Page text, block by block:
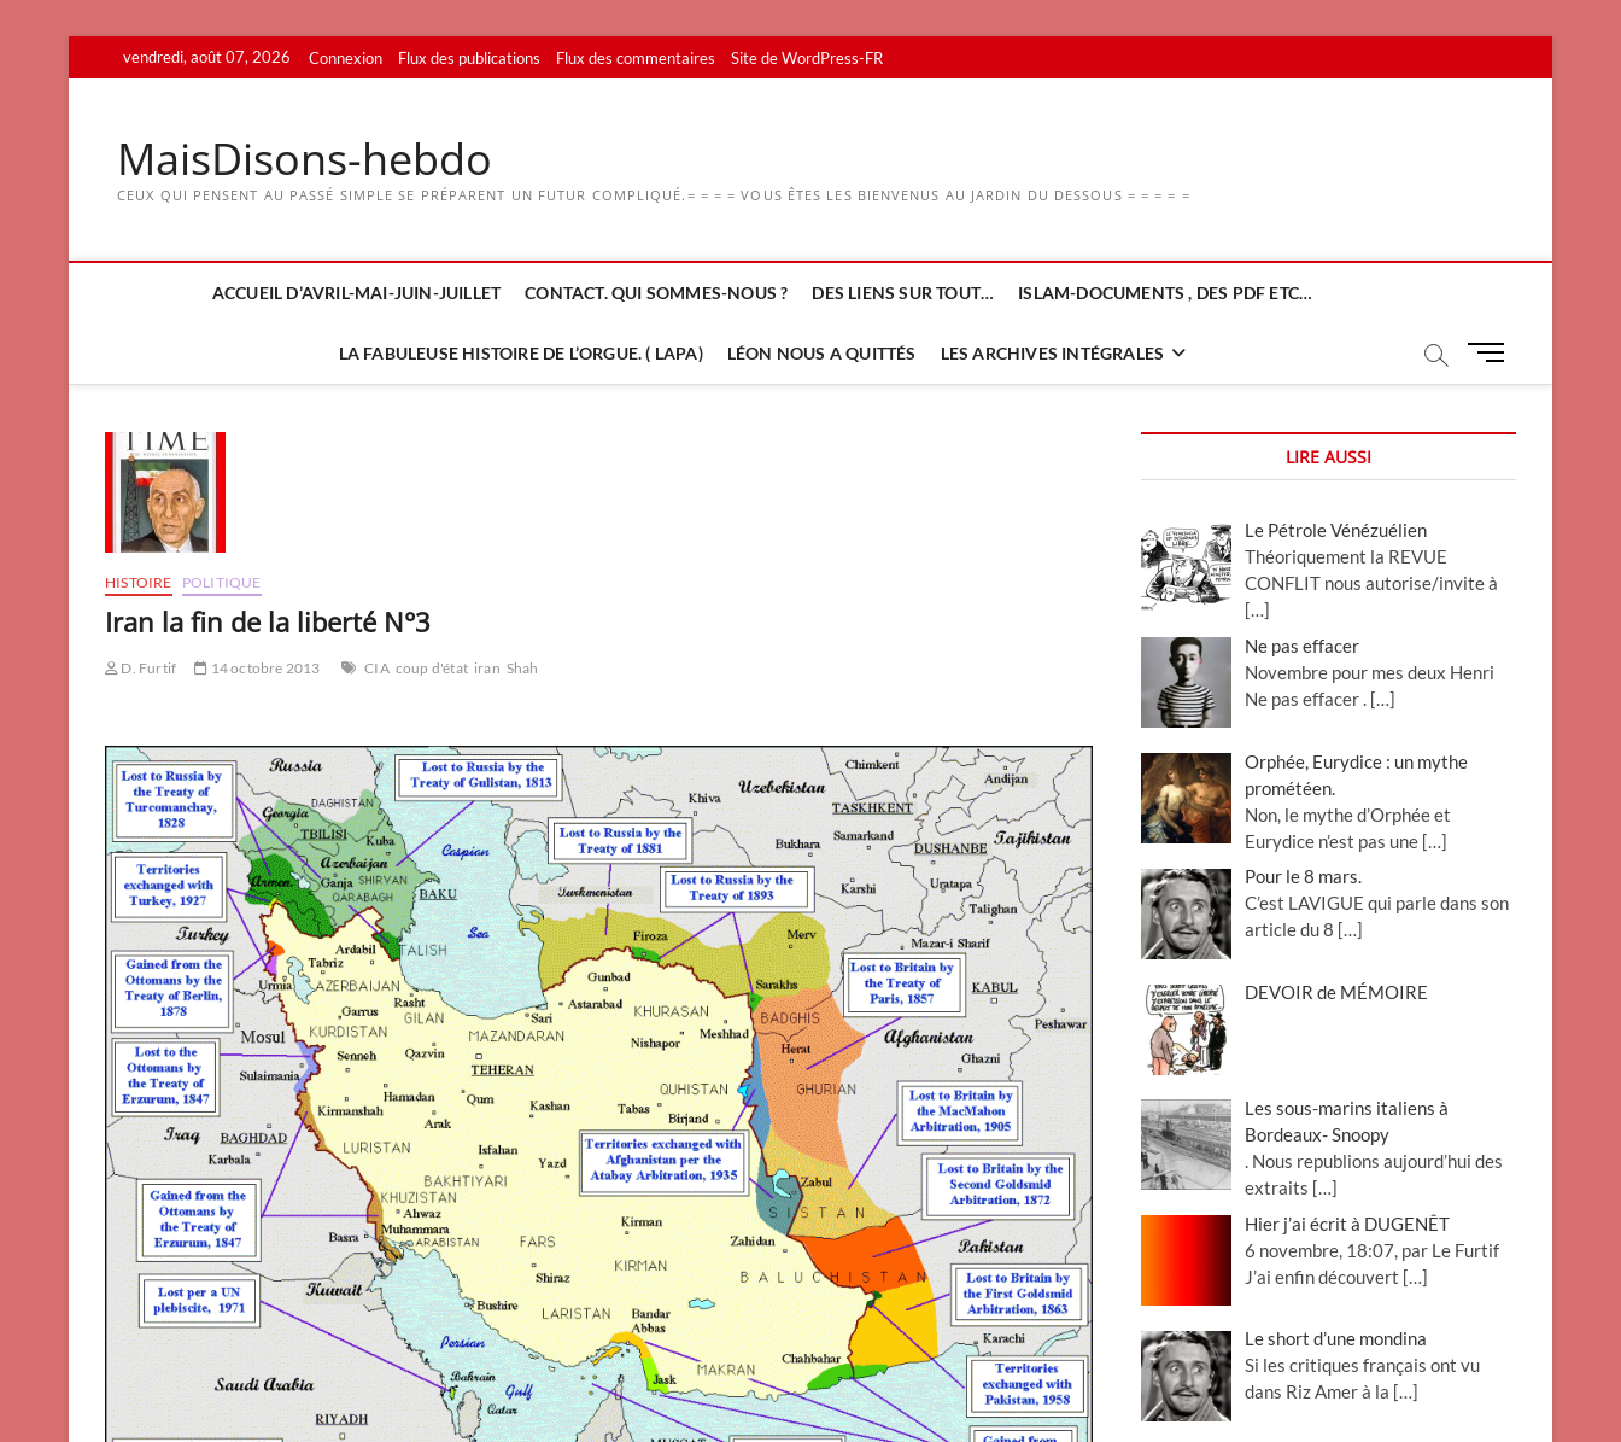
to
vendredi, août 07, 2026 Connexion Flux des publications Flux des commentaires Site de WordPress-FR
MaisDisons-hebdo
CEUX QUI PENSENT AU PASSÉ SIMPLE SE PRÉPARENT UN FUTUR COMPLIQUÉ.= = = = VOUS ÊTES LES BIENVENUS AU JARDIN DU DESSOUS = = = = =
ACCUEIL D’AVRIL-MAI-JUIN-JUILLET CONTACT. QUI SOMMES-NOUS ? DES LIENS SUR TOUT… ISLAM-DOCUMENTS , DES PDF ETC…
LA FABULEUSE HISTOIRE DE L’ORGUE. ( LAPA) LÉON NOUS A QUITTÉS LES ARCHIVES INTÉGRALES
M
u
u
n
HISTOIRE POLITIQUE
Iran la fin de la liberté N°3
D. Furtif 14 octobre 2013 CIA coup d'état iran Shah
LIRE AUSSI
Le Pétrole Vénézuélien
Théoriquement la REVUE
CONFLIT nous autorise/invite à
[…]
Ne pas effacer
Novembre pour mes deux Henri
Ne pas effacer . […]
Orphée, Eurydice : un mythe
prométéen.
Non, le mythe d’Orphée et
Eurydice n’est pas une […]
Pour le 8 mars.
C’est LAVIGUE qui parle dans son
article du 8 […]
DEVOIR de MÉMOIRE
Les sous-marins italiens à
Bordeaux- Snoopy
. Nous republions aujourd’hui des
extraits […]
Hier j’ai écrit à DUGENÊT
6 novembre, 18:07, par Le Furtif
J’ai enfin découvert […]
Le short d’une mondina
Si les critiques français ont vu
dans Riz Amer à la […]